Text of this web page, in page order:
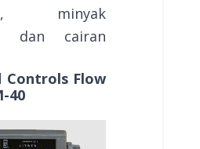
minyak
dan cairan
Controls Flow
40